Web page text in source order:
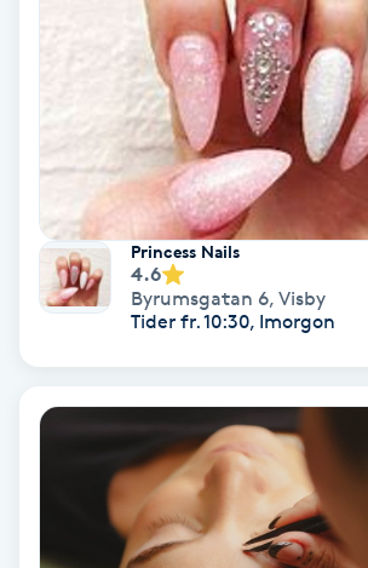
Radiofrekvens
Rakning
Regndroppsmassage
Princess Nails
4.6
Byrumsgatan 6, Visby
Tider fr. 10:30, Imorgon